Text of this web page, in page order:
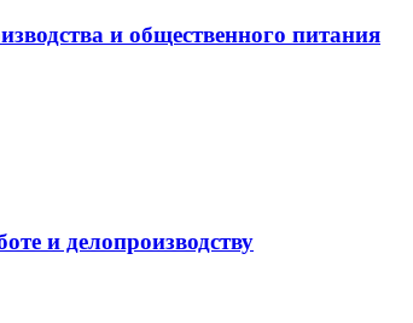
и общественного питания
и делопроизводству